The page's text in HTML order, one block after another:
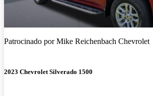
Patrocinado porMike Reichenbach Chevrolet
2023 Chevrolet Silverado 1500